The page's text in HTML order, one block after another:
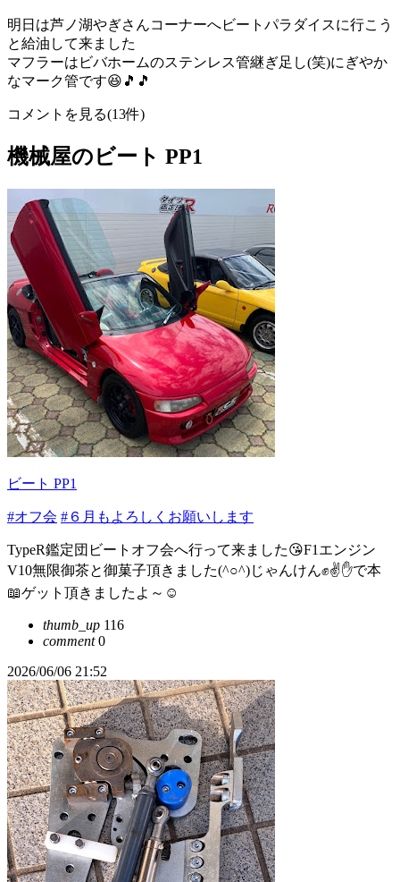
明日は芦ノ湖やぎさんコーナーへビートパラダイスに行こう
と給油して来ました
マフラーはビバホームのステンレス管継ぎ足し(笑)にぎやか
なマーク管です😆🎵🎵
コメントを見る(13件)
機械屋のビート PP1
ビート PP1
#オフ会 #６月もよろしくお願いします
TypeR鑑定団ビートオフ会へ行って来ました😘F1エンジン
V10無限御茶と御菓子頂きました(^○^)じゃんけん✊✌✋で本
📖ゲット頂きましたよ～☺
thumb_up 116
comment0
2026/06/06 21:52